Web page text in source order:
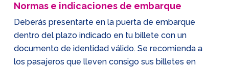
Normas e indicaciones de embarque
Deberás presentarte en la puerta de embarque
dentro del plazo indicado en tu billete con un
documento de identidad válido. Se recomienda a
los pasajeros que lleven consigo sus billetes en